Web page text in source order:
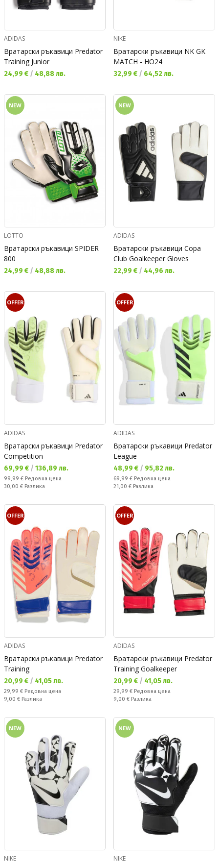
ADIDAS
Вратарски ръкавици Predator
Training Junior
Текуща цена:
24,99 € / 48,88 лв.
NIKE
Вратарски ръкавици NK GK
MATCH - HO24
Текуща цена:
32,99 € / 64,52 лв.
NEW
LOTTO
Вратарски ръкавици SPIDER
800
Текуща цена:
24,99 € / 48,88 лв.
NEW
ADIDAS
Вратарски ръкавици Copa
Club Goalkeeper Gloves
Текуща цена:
22,99 € / 44,96 лв.
OFFER
ADIDAS
Вратарски ръкавици Predator
Competition
Текуща цена:
69,99 € / 136,89 лв.
Редовна цена:
99,99 € Редовна цена
Спестявате:
30,00 € Разлика
OFFER
ADIDAS
Вратарски ръкавици Predator
League
Текуща цена:
48,99 € / 95,82 лв.
Редовна цена:
69,99 € Редовна цена
Спестявате:
21,00 € Разлика
OFFER
ADIDAS
Вратарски ръкавици Predator
Training
Текуща цена:
20,99 € / 41,05 лв.
Редовна цена:
29,99 € Редовна цена
Спестявате:
9,00 € Разлика
OFFER
ADIDAS
Вратарски ръкавици Predator
Training Goalkeeper
Текуща цена:
20,99 € / 41,05 лв.
Редовна цена:
29,99 € Редовна цена
Спестявате:
9,00 € Разлика
NEW
NIKE
NEW
NIKE